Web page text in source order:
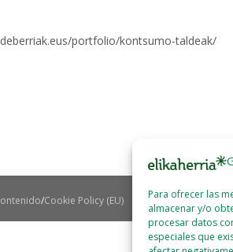
Para ofrecer las
almacenar y/o
procesar datos
especiales que
portfolio/kontsumo-taldeak/
Cookie Policy (EU)